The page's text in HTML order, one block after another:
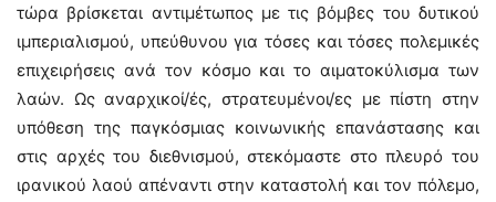
τώρα βρίσκεται αντιμέτωπος με τις βόμβες του δυτικού
ιμπεριαλισμού, υπεύθυνου για τόσες και τόσες πολεμικές
επιχειρήσεις ανά τον κόσμο και το αιματοκύλισμα των
λαών. Ως αναρχικοί/ές, στρατευμένοι/ες με πίστη στην
υπόθεση της παγκόσμιας κοινωνικής επανάστασης και
στις αρχές του διεθνισμού, στεκόμαστε στο πλευρό του
ιρανικού λαού απέναντι στην καταστολή και τον πόλεμο,